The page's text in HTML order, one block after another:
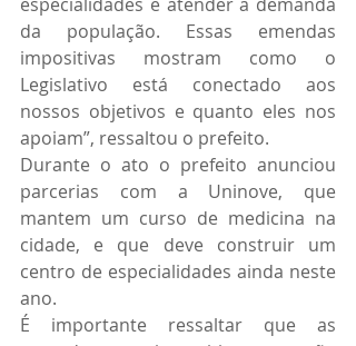
da população. Essas emendas
impositivas mostram como o
Legislativo está conectado aos
nossos objetivos e quanto eles nos
apoiam”, ressaltou o prefeito.
Durante o ato o prefeito anunciou
parcerias com a Uninove, que
mantem um curso de medicina na
cidade, e que deve construir um
centro de especialidades ainda neste
ano.
É importante ressaltar que as